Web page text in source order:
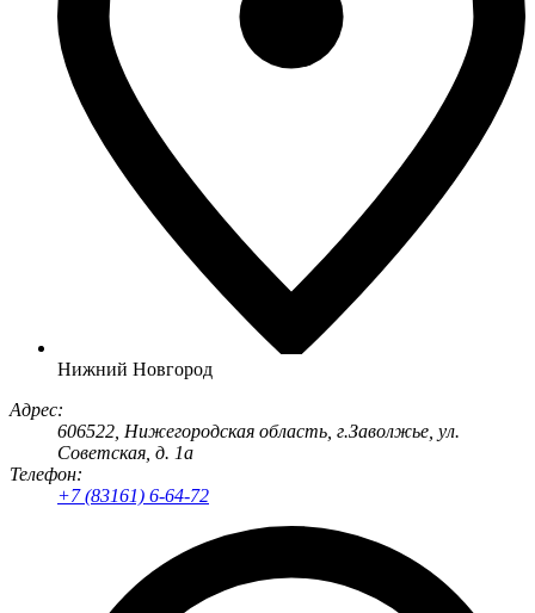
Нижний Новгород
Адрес:
606522 , Нижегородская область, г.Заволжье ул.
Советская, д. 1а
Телефон:
+7 (83161) 6-64-72